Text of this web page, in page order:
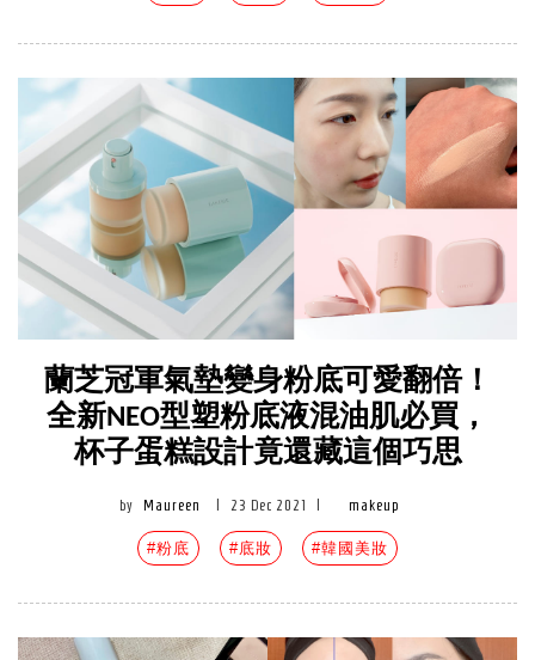
蘭芝冠軍氣墊變身粉底可愛翻倍！
全新NEO型塑粉底液混油肌必買，
杯子蛋糕設計竟還藏這個巧思
by Maureen 23 Dec 2021 makeup
#粉底 #底妝 #韓國美妝